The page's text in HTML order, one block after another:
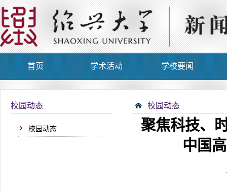
首页 学术活动 学校要闻
校园动态
校园动态
校园动态
聚焦科技、
中国